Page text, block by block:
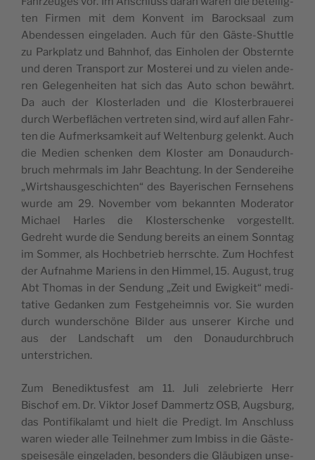
ten Fir­men mit dem Kon­vent im Barock­saal zum
Abend­essen ein­ge­la­den. Auch für den Gäs­te-Shut­tle
zu Park­platz und Bahn­hof, das Ein­ho­len der Obst­ern­te
und deren Trans­port zur Mos­te­rei und zu vie­len ande­
ren Gele­gen­hei­ten hat sich das Auto schon bewährt.
Da auch der Klos­ter­la­den und die Klos­ter­braue­rei
durch Wer­be­flä­chen ver­tre­ten sind, wird auf allen Fahr­
ten die Auf­merk­sam­keit auf Wel­ten­burg gelenkt. Auch
die Medi­en schen­ken dem Klos­ter am Donau­durch­
bruch mehr­mals im Jahr Beach­tung. In der Sen­de­rei­he
„Wirts­haus­ge­schich­ten“ des Baye­ri­schen Fern­se­hens
wur­de am 29. Novem­ber vom bekann­ten Mode­ra­tor
Micha­el Harles die Klos­ter­schen­ke vor­ge­stellt.
Gedreht wur­de die Sen­dung bereits an einem Sonn­tag
im Som­mer, als Hoch­be­trieb herrsch­te. Zum Hoch­fest
der Auf­nah­me Mari­ens in den Him­mel, 15. August, trug
Abt Tho­mas in der Sen­dung „Zeit und Ewig­keit“ medi­
ta­ti­ve Gedan­ken zum Fest­ge­heim­nis vor. Sie wur­den
durch wun­der­schö­ne Bil­der aus unse­rer Kir­che und
aus der Land­schaft um den Donau­durch­bruch
unterstrichen.
Zum Bene­dik­tus­fest am 11. Juli zele­brier­te Herr
Bischof em. Dr. Vik­tor Josef Dam­mertz OSB, Augs­burg,
das Pon­ti­fi­kal­amt und hielt die Pre­digt. Im Anschluss
waren wie­der alle Teil­neh­mer zum Imbiss in die Gäs­te­
spei­se­sä­le ein­ge­la­den, beson­ders die Gläu­bi­gen unse­